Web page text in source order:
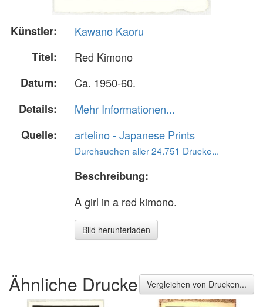
Künstler:
Kawano Kaoru
Titel:
Red Kimono
Datum:
Ca. 1950-60.
Details:
Mehr Informationen...
Quelle:
artelino - Japanese Prints
Durchsuchen aller 24.751 Drucke...
Beschreibung:
A girl in a red kimono.
Bild herunterladen
Ähnliche Drucke Vergleichen von Drucken...